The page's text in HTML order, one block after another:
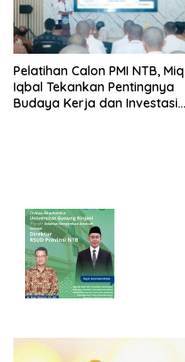
Pelatihan Calon PMI NTB, Miq
Iqbal Tekankan Pentingnya
Budaya Kerja dan Investasi